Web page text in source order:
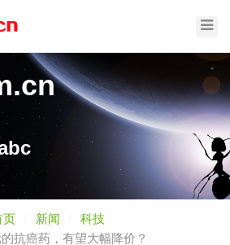
页 新闻
科技
抗癌药，有望大幅降价？